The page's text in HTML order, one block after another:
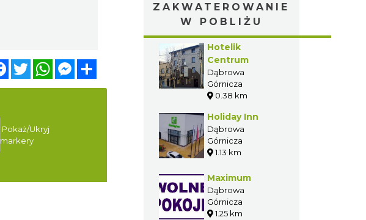
FacebookTwitterWhatsAppMessenger
Pokaż/Ukryj
markery
ZAKWATEROWANIE
W POBLIŻU
Hotelik
Centrum
Dąbrowa
Górnicza
0.38 km
Holiday Inn
Dąbrowa
Górnicza
1.13 km
Maximum
Dąbrowa
Górnicza
1.25 km